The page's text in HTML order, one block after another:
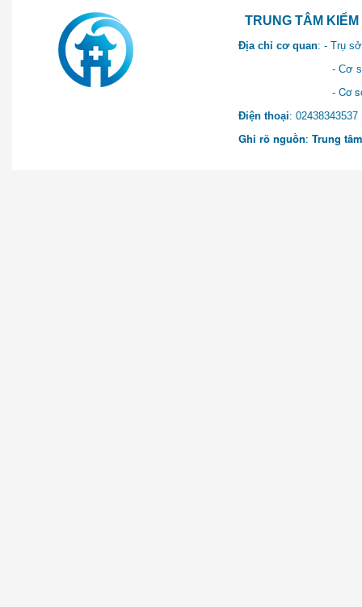
TRUNG TÂM KIỂM SOÁT
Địa chỉ cơ quan: - Trụ
- Cơ sở 2: Khu Hành
- Cơ sở 3: Số 1 Ngõ 2
Điện thoại:
Ghi rõ nguồn: Trung